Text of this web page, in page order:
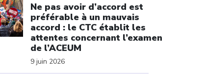
Ne pas avoir d’accord est
préférable à un mauvais
accord : le CTC établit les
attentes concernant l’examen
de l’ACEUM
9 juin 2026